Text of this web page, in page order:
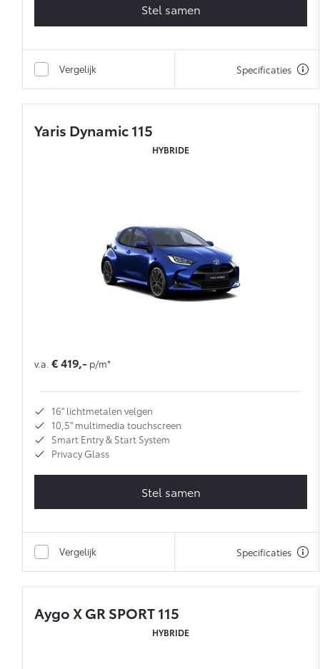
Stel samen
Vergelijk Specificaties
Yaris Dynamic 115
HYBRIDE
v.a. € 419,- p/m*
16'' lichtmetalen velgen
10,5'' multimedia touchscreen
Smart Entry & Start System
Privacy Glass
Stel samen
Vergelijk Specificaties
Aygo X GR SPORT 115
HYBRIDE